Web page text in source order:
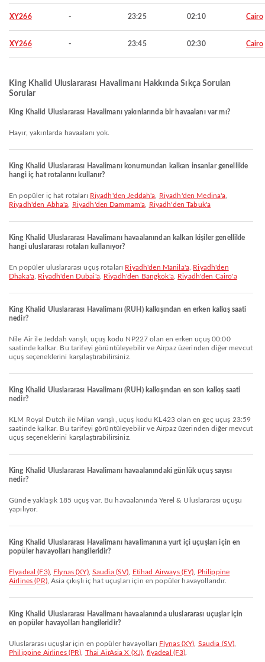
XY266 - 23:25 02:10 Cairo
XY266 - 23:45 02:30 Cairo
King Khalid Uluslararası Havalimanı Hakkında Sıkça Sorulan
Sorular
King Khalid Uluslararası Havalimanı yakınlarında bir havaalanı var mı?
Hayır, yakınlarda havaalanı yok.
King Khalid Uluslararası Havalimanı konumundan kalkan insanlar genellikle
hangi iç hat rotalarını kullanır?
En popüler iç hat rotaları Riyadh'den Jeddah'a Riyadh'den Medina'a
Riyadh'den Abha'a
Riyadh'den Dammam'a Riyadh'den Tabuk'a
King Khalid Uluslararası Havalimanı havaalanından kalkan kişiler genellikle
hangi uluslararası rotaları kullanıyor?
En popüler uluslararası uçuş rotaları Riyadh'den Manila'a Riyadh'den
Dhaka'a, Riyadh'den Dubai'a, Riyadh'den Bangkok'a, Riyadh'den Cairo'a
King Khalid Uluslararası Havalimanı (RUH) kalkışından en erken kalkış saati
nedir?
Nile Air ile Jeddah varışlı, uçuş kodu NP227 olan en erken uçuş 00:00
saatinde kalkar. Bu tarifeyi görüntüleyebilir ve Airpaz üzerinden diğer mevcut
uçuş seçeneklerini karşılaştırabilirsiniz.
King Khalid Uluslararası Havalimanı (RUH) kalkışından en son kalkış saati
nedir?
KLM Royal Dutch ile Milan varışlı, uçuş kodu KL423 olan en geç uçuş 23:59
saatinde kalkar. Bu tarifeyi görüntüleyebilir ve Airpaz üzerinden diğer mevcut
uçuş seçeneklerini karşılaştırabilirsiniz.
King Khalid Uluslararası Havalimanı havaalanındaki günlük uçuş sayısı
nedir?
Günde yaklaşık 185 uçuş var. Bu havaalanında Yerel & Uluslararası uçuşu
yapılıyor.
King Khalid Uluslararası Havalimanı havalimanına yurt içi uçuşları için en
popüler havayolları hangileridir?
flyadeal (F3), Flynas (XY), Saudia (SV) Etihad Airways (EY)
Philippine
Airlines (PR), Asia çıkışlı iç hat uçuşları için en popüler havayollarıdır.
King Khalid Uluslararası Havalimanı havaalanında uluslararası uçuşlar için
en popüler havayolları hangileridir?
Uluslararası uçuşlar için en popüler havayolları Flynas (XY) Saudia (SV)
Philippine Airlines (PR) Thai AirAsia X (XJ) flyadeal (F3)